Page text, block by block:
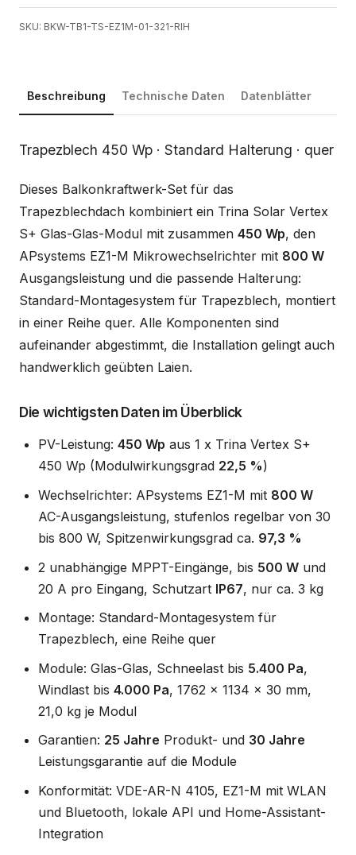
SKU: BKW-TB1-TS-EZ1M-01-321-RIH
Beschreibung Technische Daten Datenblätter
Beschreibung
Trapezblech 450 Wp · Standard Halterung · quer
Dieses Balkonkraftwerk-Set für das
Trapezblechdach kombiniert ein Trina Solar Vertex
S+ Glas-Glas-Modul mit zusammen 450 Wp, den
APsystems EZ1-M Mikrowechselrichter mit 800 W
Ausgangsleistung und die passende Halterung:
Standard-Montagesystem für Trapezblech, montiert
in einer Reihe quer. Alle Komponenten sind
aufeinander abgestimmt, die Installation gelingt auch
handwerklich geübten Laien.
Die wichtigsten Daten im Überblick
PV-Leistung: 450 Wp aus 1 x Trina Vertex S+
450 Wp (Modulwirkungsgrad 22,5 %)
Wechselrichter: APsystems EZ1-M mit 800 W
AC-Ausgangsleistung, stufenlos regelbar von 30
bis 800 W, Spitzenwirkungsgrad ca. 97,3 %
2 unabhängige MPPT-Eingänge, bis 500 W und
20 A pro Eingang, Schutzart IP67, nur ca. 3 kg
Montage: Standard-Montagesystem für
Trapezblech, eine Reihe quer
Module: Glas-Glas, Schneelast bis 5.400 Pa,
Windlast bis 4.000 Pa, 1762 x 1134 x 30 mm,
21,0 kg je Modul
Garantien: 25 Jahre Produkt- und 30 Jahre
Leistungsgarantie auf die Module
Konformität: VDE-AR-N 4105, EZ1-M mit WLAN
und Bluetooth, lokale API und Home-Assistant-
Integration